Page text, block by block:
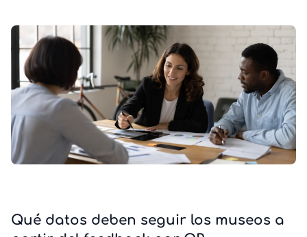
Qué datos deben seguir los museos a